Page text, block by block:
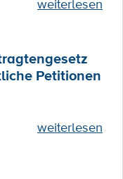
weiterlesen
Petitionen
weiterlesen